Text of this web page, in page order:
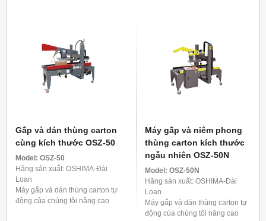
Gấp và dán thùng carton
cùng kích thước OSZ-50
Model: OSZ-50
Hãng sản xuất: OSHIMA-Đài
Loan
Máy gấp và dán thùng carton tự
động của chúng tôi nâng cao
Máy gấp và niêm phong
thùng carton kích thước
ngẫu nhiên OSZ-50N
Model: OSZ-50N
Hãng sản xuất: OSHIMA-Đài
Loan
Máy gấp và dán thùng carton tự
động của chúng tôi nâng cao